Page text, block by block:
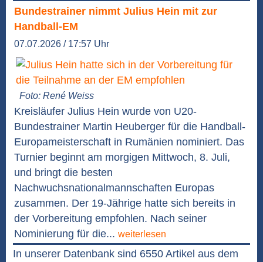
Bundestrainer nimmt Julius Hein mit zur
Handball-EM
07.07.2026 / 17:57 Uhr
Foto: René Weiss
Kreisläufer Julius Hein wurde von U20-
Bundestrainer Martin Heuberger für die Handball-
Europameisterschaft in Rumänien nominiert. Das
Turnier beginnt am morgigen Mittwoch, 8. Juli,
und bringt die besten
Nachwuchsnationalmannschaften Europas
zusammen. Der 19-Jährige hatte sich bereits in
der Vorbereitung empfohlen. Nach seiner
Nominierung für die... weiterlesen
In unserer Datenbank sind 6550 Artikel aus dem